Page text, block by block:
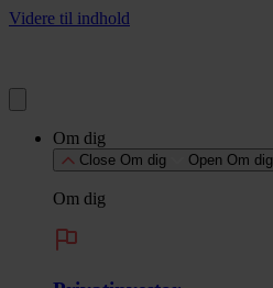
Videre til indhold
Om dig
Close Om dig Open Om dig
Om dig